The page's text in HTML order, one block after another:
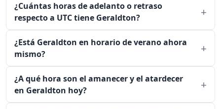
¿Cuántas horas de adelanto o retraso
respecto a UTC tiene Geraldton?
¿Está Geraldton en horario de verano ahora
mismo?
¿A qué hora son el amanecer y el atardecer
en Geraldton hoy?